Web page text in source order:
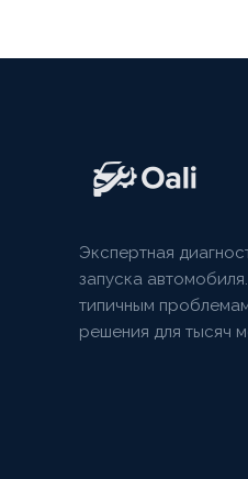
Экспертная
запуска
типичным
решения для тысяч